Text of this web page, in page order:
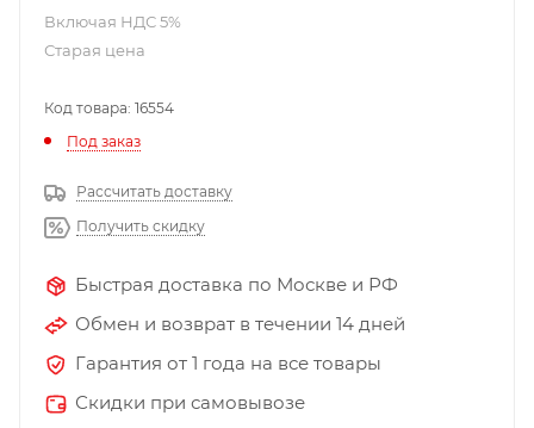
Старая цена
Код товара: 16554
Под заказ
Рассчитать доставку
Получить скидку
Быстрая доставка по Москве и РФ
Обмен и возврат в течении 14 дней
Гарантия от 1 года на все товары
Скидки при самовывозе